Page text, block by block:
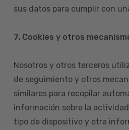
sus datos para cumplir con
7. Cookies y otros
Nosotros y otros terceros
de seguimiento y otros
similares para recopilar
información sobre la
tipo de dispositivo y otra